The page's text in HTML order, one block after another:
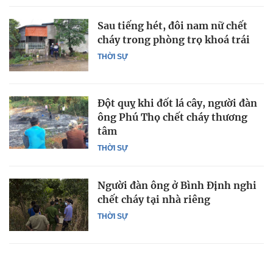
THỜI SỰ
Sau tiếng hét, đôi nam nữ chết
cháy trong phòng trọ khoá trái
THỜI SỰ
Đột quỵ khi đốt lá cây, người đàn
ông Phú Thọ chết cháy thương
tâm
THỜI SỰ
Người đàn ông ở Bình Định nghi
chết cháy tại nhà riêng